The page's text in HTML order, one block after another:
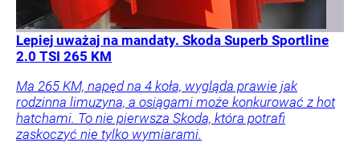
Lepiej uważaj na mandaty. Skoda Superb Sportline
2.0 TSI 265 KM
Ma 265 KM, napęd na 4 koła, wygląda prawie jak
rodzinna limuzyna, a osiągami może konkurować z hot
hatchami. To nie pierwsza Skoda, która potrafi
zaskoczyć nie tylko wymiarami.